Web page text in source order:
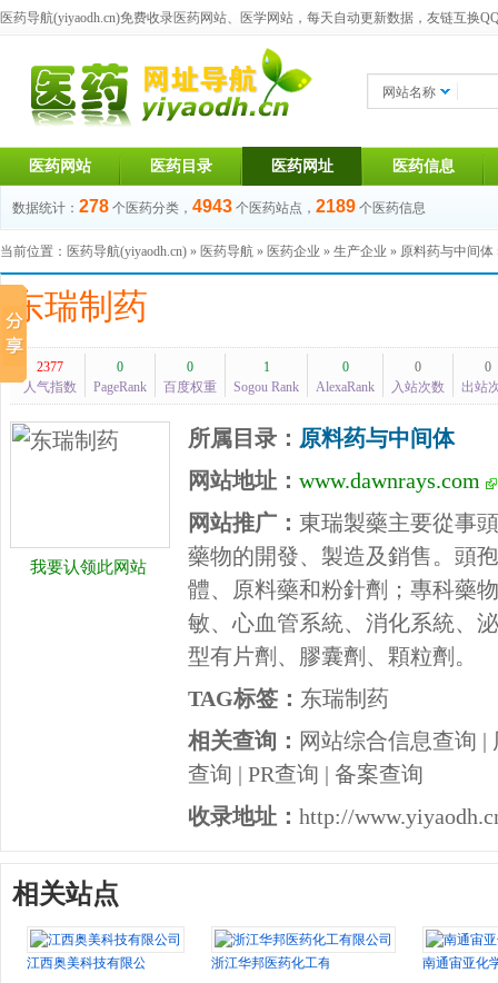
医药导航(yiyaodh.cn)免费收录医药网站、医学网站，每天自动更新数据，友链互换
网站名称
医药网站 医药目录 医药网址 医药信息
数据统计： 278 个医药分类， 4943 个医药站点， 2189 个医药信息
当前位置： 医药导航(yiyaodh.cn) » 医药导航 » 医药企业 » 生产企业 » 原料药与中间体
东瑞制药
2377
人气指数
0
PageRank
0
百度权重
1
Sogou Rank
0
AlexaRank
0
入站次数
0
出站
我要认领此网站
所属目录： 原料药与中间体
网站地址： www.dawnrays.com
网站推广： 東瑞製藥主要從事
藥物的開發、製造及銷售。頭
體、原料藥和粉針劑；專科藥
敏、心血管系統、消化系統、
型有片劑、膠囊劑、顆粒劑。
TAG标签： 东瑞制药
相关查询： 网站综合信息查询 |
查询 | PR查询 | 备案查询
收录地址： http://
相关站点
江西奥美科技有限公司 浙江华邦医药化工有限公司 南通宙亚化